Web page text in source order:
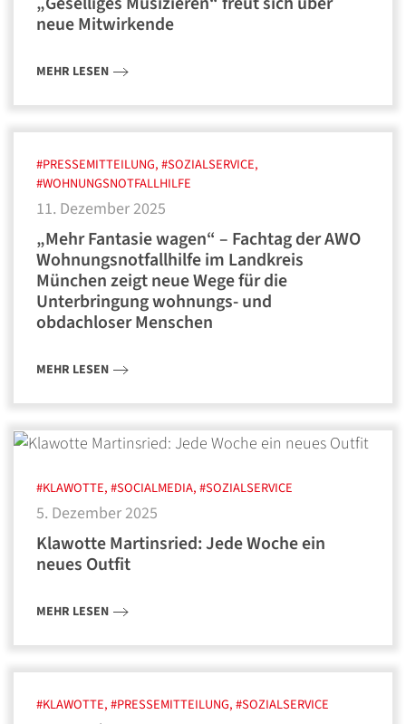
neue Mitwirkende
MEHR LESEN
#PRESSEMITTEILUNG, #SOZIALSERVICE,
#WOHNUNGSNOTFALLHILFE
11. Dezember 2025
„Mehr Fantasie wagen“ – Fachtag der AWO
Wohnungsnotfallhilfe im Landkreis
München zeigt neue Wege für die
Unterbringung wohnungs- und
obdachloser Menschen
MEHR LESEN
#KLAWOTTE, #SOCIALMEDIA, #SOZIALSERVICE
5. Dezember 2025
Klawotte Martinsried: Jede Woche ein
neues Outfit
MEHR LESEN
#KLAWOTTE, #PRESSEMITTEILUNG, #SOZIALSERVICE